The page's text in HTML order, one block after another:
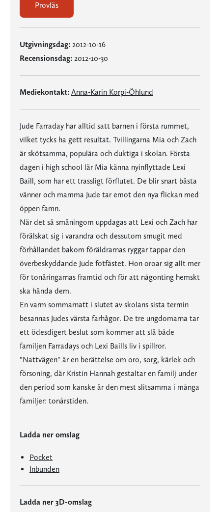
Provläs
Utgivningsdag: 2012-10-16
Recensionsdag: 2012-10-30
Mediekontakt: Anna-Karin Korpi-Öhlund
Jude Farraday har alltid satt barnen i första rummet,
vilket tycks ha gett resultat. Tvillingarna Mia och Zach
är skötsamma, populära och duktiga i skolan. Första
dagen i high school lär Mia känna nyinflyttade Lexi
Baill, som har ett trassligt förflutet. De blir snart bästa
vänner och mamma Jude tar emot den nya flickan med
öppen famn.
När det så småningom uppdagas att Lexi och Zach har
förälskat sig i varandra och dessutom smugit med
förhållandet bakom föräldrarnas ryggar tappar den
överbeskyddande Jude fotfästet. Hon oroar sig allt mer
för tonåringarnas framtid och för att någonting hemskt
ska hända dem.
En varm sommarnatt i slutet av skolans sista termin
besannas Judes värsta farhågor. De tre ungdomarna tar
ett ödesdigert beslut som kommer att slå både
familjen Farradays och Lexi Baills liv i spillror.
"Nattvägen" är en berättelse om oro, sorg, kärlek och
försoning, där Kristin Hannah gestaltar en familj under
den period som kanske är den mest slitsamma i många
familjer: tonårstiden.
Ladda ner omslag
Pocket
Inbunden
Ladda ner 3D-omslag